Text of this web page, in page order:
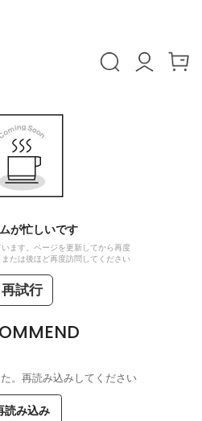
が忙しいです
ます。ページを更新してから再度
たは後ほど再度訪問してください
再試行
。再読み込みしてください
読み込み